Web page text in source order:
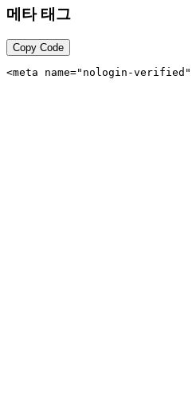
메타 태그
Copy Code
<meta name="nologin-